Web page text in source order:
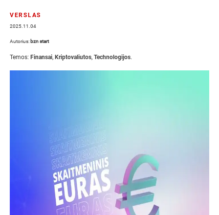
VERSLAS
2025.11.04
Autorius: bzn start
Temos: Finansai, Kriptovaliutos, Technologijos.